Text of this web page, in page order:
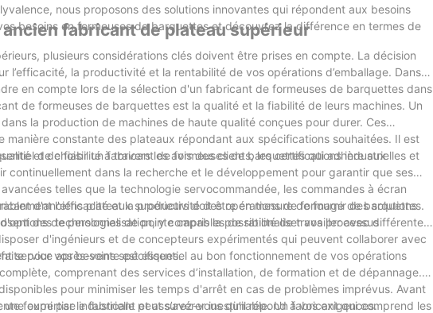
nous proposons des solutions innovantes qui répondent aux besoins
besoins en formeuses de barquettes et découvrez la différence en termes de
fabricant de plateau supérieur
plusieurs considérations clés doivent être prises en compte. La décision
la productivité et la rentabilité de vos opérations d’emballage. Dans
en compte lors de la sélection d'un fabricant de formeuses de barquettes dans
de formeuses de barquettes est la qualité et la fiabilité de leurs machines. Un
la production de machines de haute qualité conçues pour durer. Ces
constante des plateaux répondant aux spécifications souhaitées. Il est
et de fiabilité à travers les avis des clients, les certifications industrielles et
de choisir un fabricant de formeuses de barquettes qui adhère aux
dans la recherche et le développement pour garantir que ses
telles que la technologie servocommandée, les commandes à écran
l'efficacité et la productivité des opérations de formage de barquettes.
des technologies de pointe capables de rationaliser vos processus
d'anciens plateaux supérieurs doit être en mesure de fournir des solutions
de personnalisation, y compris la possibilité de travailler avec différentes
d'ingénieurs et de concepteurs expérimentés qui peuvent collaborer avec
pour vos besoins spécifiques.
service après-vente est essentiel au bon fonctionnement de vos opérations
comprenant des services d’installation, de formation et de dépannage.
pour minimiser les temps d'arrêt en cas de problèmes imprévus. Avant
fourni par le fabricant et assurez-vous qu'il répond à vos exigences.
expertise industrielle peut s’avérer inestimable. Un fabricant qui comprend les